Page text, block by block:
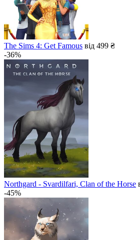
The Sims 4: Get Famous від 499 ₴
-36%
Northgard - Svardilfari, Clan of the Horse
-45%